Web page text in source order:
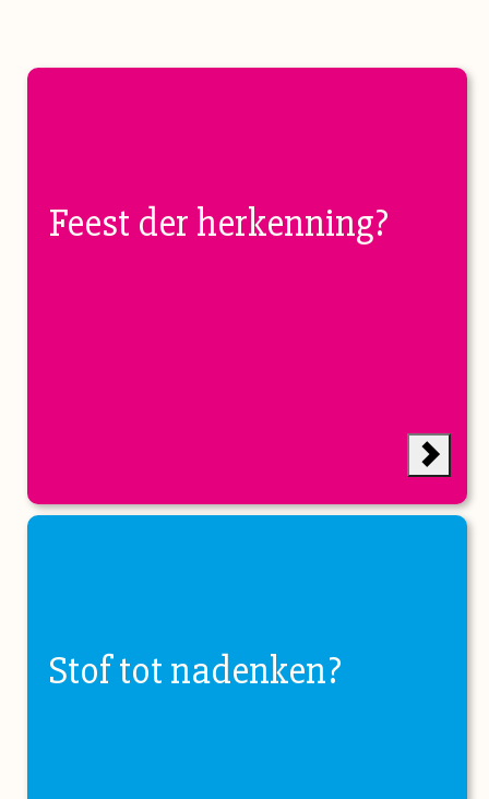
Feest der herkenning?
Stof tot nadenken?